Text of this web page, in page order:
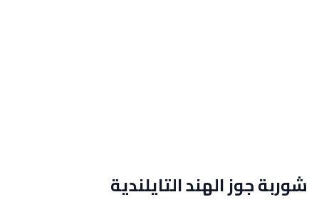
شوربة جوز الهند التايلندية